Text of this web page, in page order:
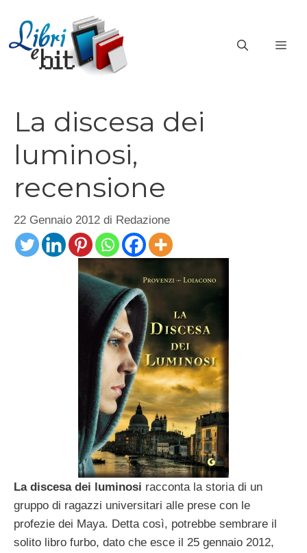
contenuto
La discesa dei
luminosi,
recensione
22 Gennaio 2012 di Redazione
La discesa dei luminosi racconta la storia di un
gruppo di ragazzi universitari alle prese con le
profezie dei Maya. Detta così, potrebbe sembrare il
solito libro furbo, dato che esce il 25 gennaio 2012,